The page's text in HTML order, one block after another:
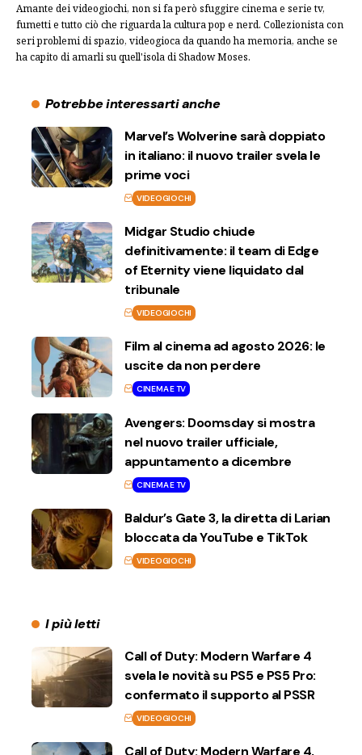
Amante dei videogiochi, non si fa però sfuggire cinema e serie tv,
fumetti e tutto ciò che riguarda la cultura pop e nerd. Collezionista con
seri problemi di spazio, videogioca da quando ha memoria, anche se
ha capito di amarli su quell'isola di Shadow Moses.
Potrebbe interessarti anche
Marvel’s Wolverine sarà doppiato
in italiano: il nuovo trailer svela le
prime voci
VIDEOGIOCHI
Midgar Studio chiude
definitivamente: il team di Edge
of Eternity viene liquidato dal
tribunale
VIDEOGIOCHI
Film al cinema ad agosto 2026: le
uscite da non perdere
CINEMA E TV
Avengers: Doomsday si mostra
nel nuovo trailer ufficiale,
appuntamento a dicembre
CINEMA E TV
Baldur’s Gate 3, la diretta di Larian
bloccata da YouTube e TikTok
VIDEOGIOCHI
I più letti
Call of Duty: Modern Warfare 4
svela le novità su PS5 e PS5 Pro:
confermato il supporto al PSSR
VIDEOGIOCHI
Call of Duty: Modern Warfare 4,